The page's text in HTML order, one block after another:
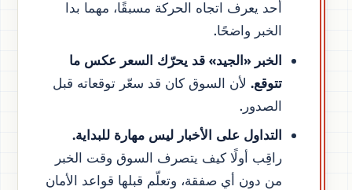
أحد يعرف اتجاه الحركة مسبقًا، مهما بدا
الخبر واضحًا.
الخبر «الجيد» قد يحرّك السعر عكس ما
تتوقع. لأن السوق كان قد سعّر توقعاته قبل
الصدور.
التداول على الأخبار ليس مهارة للبداية.
راقِب أولًا كيف يتصرف السوق وقت الخبر
من دون أي صفقة، وتعلّم قبلها قواعد الأمان